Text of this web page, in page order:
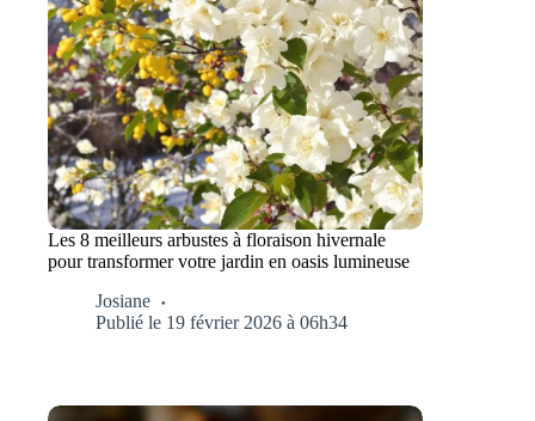
Les 8 meilleurs arbustes à floraison hivernale
pour transformer votre jardin en oasis lumineuse
Josiane
Publié le 19 février 2026 à 06h34